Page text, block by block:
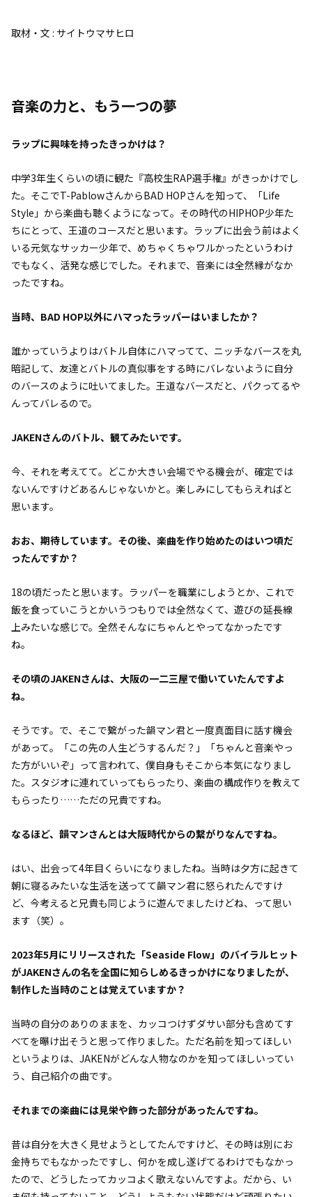
取材・文 : サイトウマサヒロ
音楽の力と、もう一つの夢
――ラップに興味を持ったきっかけは？
中学3年生くらいの頃に観た『高校生RAP選手権』がきっかけでし
た。そこでT-PablowさんからBAD HOPさんを知って、「Life
Style」から楽曲も聴くようになって。その時代のHIPHOP少年た
ちにとって、王道のコースだと思います。ラップに出会う前はよく
いる元気なサッカー少年で、めちゃくちゃワルかったというわけ
でもなく、活発な感じでした。それまで、音楽には全然縁がなか
ったですね。
――当時、BAD HOP以外にハマったラッパーはいましたか？
誰かっていうよりはバトル自体にハマってて、ニッチなバースを丸
暗記して、友達とバトルの真似事をする時にバレないように自分
のバースのように吐いてました。王道なバースだと、パクってるや
んってバレるので。
――JAKENさんのバトル、観てみたいです。
今、それを考えてて。どこか大きい会場でやる機会が、確定では
ないんですけどあるんじゃないかと。楽しみにしてもらえればと
思います。
――おお、期待しています。その後、楽曲を作り始めたのはいつ頃だ
ったんですか？
18の頃だったと思います。ラッパーを職業にしようとか、これで
飯を食っていこうとかいうつもりでは全然なくて、遊びの延長線
上みたいな感じで。全然そんなにちゃんとやってなかったです
ね。
――その頃のJAKENさんは、大阪の一二三屋で働いていたんですよ
ね。
そうです。で、そこで繋がった韻マン君と一度真面目に話す機会
があって。「この先の人生どうするんだ？」「ちゃんと音楽やっ
た方がいいぞ」って言われて、僕自身もそこから本気になりまし
た。スタジオに連れていってもらったり、楽曲の構成作りを教えて
もらったり……ただの兄貴ですね。
――なるほど、韻マンさんとは大阪時代からの繋がりなんですね。
はい、出会って4年目くらいになりましたね。当時は夕方に起きて
朝に寝るみたいな生活を送ってて韻マン君に怒られたんですけ
ど、今考えると兄貴も同じように遊んでましたけどね、って思い
ます（笑）。
――2023年5月にリリースされた「Seaside Flow」のバイラルヒット
がJAKENさんの名を全国に知らしめるきっかけになりましたが、
制作した当時のことは覚えていますか？
当時の自分のありのままを、カッコつけずダサい部分も含めてす
べてを曝け出そうと思って作りました。ただ名前を知ってほしい
というよりは、JAKENがどんな人物なのかを知ってほしいってい
う、自己紹介の曲です。
――それまでの楽曲には見栄や飾った部分があったんですね。
昔は自分を大きく見せようとしてたんですけど、その時は別にお
金持ちでもなかったですし、何かを成し遂げてるわけでもなかっ
たので、どうしたってカッコよく歌えないんですよ。だから、い